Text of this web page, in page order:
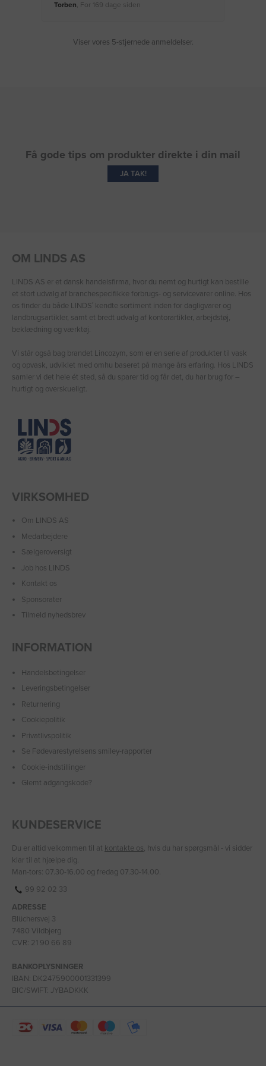
Torben , For 169 dage siden
Viser vores 5-stjernede anmeldelser.
Få gode tips om produkter direkte i din mail
JA TAK!
OM LINDS AS
LINDS AS er et dansk handelsfirma, hvor du nemt og hurtigt kan bestille
et stort udvalg af branchespecifikke forbrugs- og servicevarer online. Hos
os finder du både LINDS′ kendte sortiment inden for dagligvarer og
landbrugsartikler, samt et bredt udvalg af kontorartikler, arbejdstøj,
beklædning og værktøj.
Vi står også bag brandet Lincozym, som er en serie af produkter til vask
og opvask, udviklet med omhu baseret på mange års erfaring. Hos LINDS
samler vi det hele ét sted, så du sparer tid og får det, du har brug for –
hurtigt og overskueligt.
VIRKSOMHED
Om LINDS AS
Medarbejdere
Sælgeroversigt
Job hos LINDS
Kontakt os
Sponsorater
Tilmeld nyhedsbrev
INFORMATION
Handelsbetingelser
Leveringsbetingelser
Returnering
Cookiepolitik
Privatlivspolitik
Se Fødevarestyrelsens smiley-rapporter
Cookie-indstillinger
Glemt adgangskode?
KUNDESERVICE
Du er altid velkommen til at kontakte os, hvis du har spørgsmål - vi sidder
klar til at hjælpe dig.
Man-tors: 07.30-16.00 og fredag 07.30-14.00.
99 92 02 33
ADRESSE
Blüchersvej 3
7480 Vildbjerg
CVR: 21 90 66 89
BANKOPLYSNINGER
IBAN: DK2475900001331399
BIC/SWIFT: JYBADKKK